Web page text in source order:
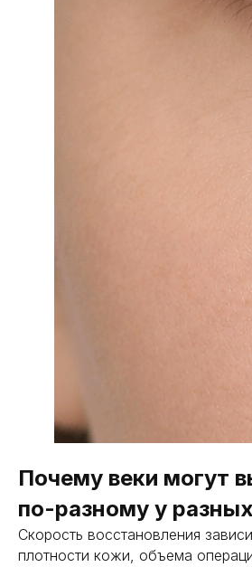
Почему веки могут
по-разному у
Скорость восстановления
плотности кожи, объема
Похожие
услуги /